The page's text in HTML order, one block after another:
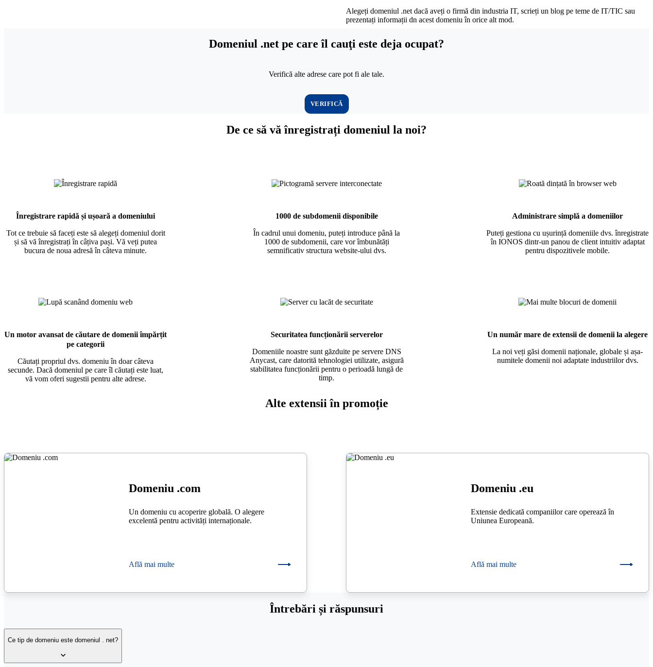
Alegeți domeniul .net dacă aveți o firmă din industria IT, scrieți un blog pe teme de IT/TIC sau
prezentați informații dn acest domeniu în orice alt mod.
Domeniul .net pe care îl cauţi este deja ocupat?
Verifică alte adrese care pot fi ale tale.
VERIFICĂ
De ce să vă înregistrați domeniul la noi?
Înregistrare rapidă și ușoară a domeniului
Tot ce trebuie să faceți este să alegeți domeniul dorit
și să vă înregistrați în câțiva pași. Vă veți putea
bucura de noua adresă în câteva minute.
1000 de subdomenii disponibile
În cadrul unui domeniu, puteți introduce până la
1000 de subdomenii, care vor îmbunătăți
semnificativ structura website-ului dvs.
Administrare simplă a domeniilor
Puteți gestiona cu ușurință domeniile dvs. înregistrate
în IONOS dintr-un panou de client intuitiv adaptat
pentru dispozitivele mobile.
Un motor avansat de căutare de domenii împărțit
pe categorii
Căutați propriul dvs. domeniu în doar câteva
secunde. Dacă domeniul pe care îl căutați este luat,
vă vom oferi sugestii pentru alte adrese.
Securitatea funcționării serverelor
Domeniile noastre sunt găzduite pe servere DNS
Anycast, care datorită tehnologiei utilizate, asigură
stabilitatea funcționării pentru o perioadă lungă de
timp.
Un număr mare de extensii de domenii la alegere
La noi veți găsi domenii naționale, globale și așa-
numitele domenii noi adaptate industriilor dvs.
Alte extensii în promoție
Domeniu .com
Un domeniu cu acoperire globală. O alegere
excelentă pentru activități internaționale.
Află mai multe
Domeniu .eu
Extensie dedicată companiilor care operează în
Uniunea Europeană.
Află mai multe
Întrebări și răspunsuri
Ce tip de domeniu este domeniul . net?